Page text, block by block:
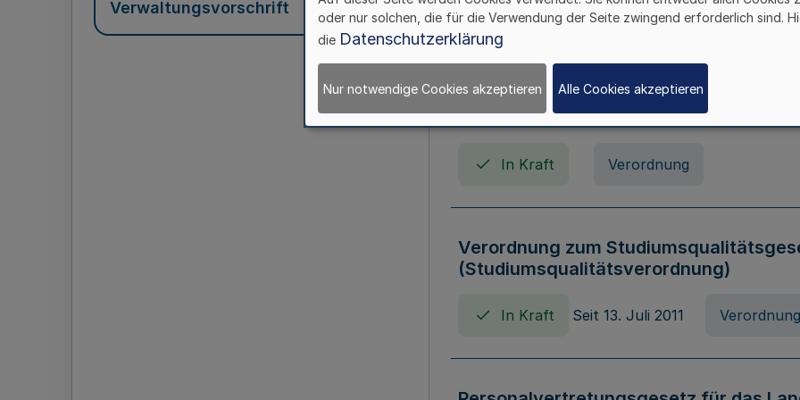
Verwaltungsvorschrift In Kraft Seit 01. April 2008 Gesetz
Verordnung über Beihilfen in Geburts-
Todesfällen (Beihilfenverordnung NRW
In Kraft Verordnung
Verordnung zum
(Studiumsqualitätsverordnung)
In Kraft Seit 13. Juli 2011 Verordnung
oder nur solchen, die für die Verwendung der Seite zwingend erforderlich sind.
die Datenschutzerklärung
Nur notwendige Cookies akzeptieren Alle Cookies akzeptieren